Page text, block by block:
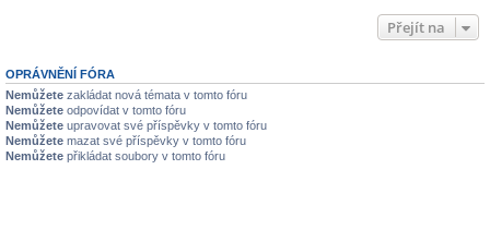
Přejít na
OPRÁVNĚNÍ FÓRA
Nemůžete zakládat nová témata v tomto fóru
Nemůžete odpovídat v tomto fóru
Nemůžete upravovat své příspěvky v tomto fóru
Nemůžete mazat své příspěvky v tomto fóru
Nemůžete přikládat soubory v tomto fóru